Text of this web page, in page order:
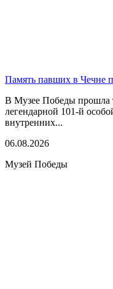
Память павших в Чечне
В Музее Победы прошла
легендарной 101-й
внутренних...
06.08.2026
Музей Победы